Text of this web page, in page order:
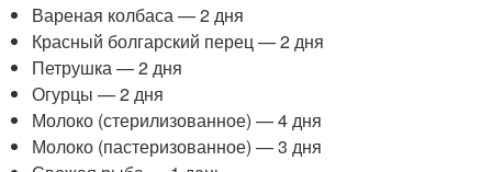
Вареная колбаса — 2 дня
Красный болгарский перец — 2 дня
Петрушка — 2 дня
Огурцы — 2 дня
Молоко (стерилизованное) — 4 дня
Молоко (пастеризованное) — 3 дня